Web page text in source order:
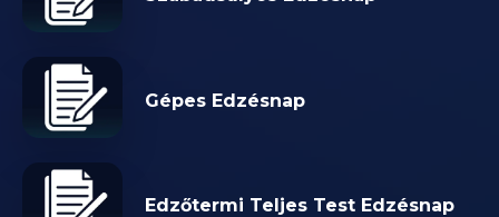
Gépes Edzésnap
Edzőtermi Teljes Test Edzésnap